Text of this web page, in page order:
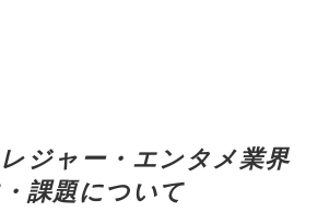
レジャー・エンタメ業界
課題について